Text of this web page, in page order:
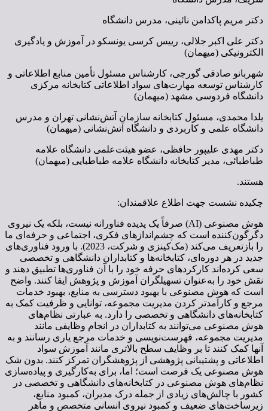
دکتر مریم پاکدامن نائینی، مدرس دانشگاه
دکتر علی اکبر جلالی، رییس کرسی یونسکو در آموزش و یادگیری
الکترونیکی (میهمان)
شهربانو صادقی گورجی، کارشناس مسئول تأمین منابع اطلاعاتی و
کارشناس توسعه مهارت‌های سواد اطلاعاتی کتابخانه مرکزی
دانشگاه فردوسی مشهد (میهمان)
یلدا محمدی، مسئول کتابخانه سازمان آتش‌نشانی تهران و مدرس
دانشگاه علمی و کاربردی و دانشگاه آتش‌نشانی (میهمان)
دکتر مهدی علیپور حافظی، عضو هیئت‌علمی دانشگاه علامه
طباطبائی، مدیر کتابخانه دانشگاه علامه طباطبایی (میهمان)
هستند.
چکیده نشست جهت اطلاع علاقمندان:
هوش مصنوعی (AI) صرفاً یک پدیده فناورانه نیست، بلکه یک نیروی
دگرگون‌کننده است که چشم‌اندازهای فکری، اجتماعی و حرفه‌ای ما
را بازتعریف می‌کند (مک‌کینزی و شرکت، 2023). با ورود فناوری‌های
جدید در هر دوره‌ای، کتابخانه‌ها و کتابداران دانشگاهی و تخصصی
سعی کرده‌اند کارکردهای حرفه خود را با آن فناوری‌ها تطبیق دهند و
نقش خود را به‌عنوان تسهیلگران آموزش و پژوهش ایفا کنند. واضح
است که هوش مصنوعی با بهبود دسترسی به منابع، بهبود خدمات
مرجع و کارآمدتر کردن مدیریت مجموعه، توانایی و ظرفیت کمک به
کتابخانه‌های دانشگاهی و تخصصی را دارد. به عبارتی نظام‌های
هوش مصنوعی می‌توانند به کتابداران در انجام وظایفی مانند
مدیریت مجموعه، فهرست‌نویسی و خدمات مرجع یاری رسانند و به
آنها کمک کنند تا بر وظایف سطح بالاتری مانند آموزش سواد
اطلاعاتی و پشتیبانی پژوهشی از پژوهشگران تمرکز کنند. بدون شک
هوش مصنوعی یک فرصت است؛ اما، برای به‌کارگیری و پیاده‌سازی
نظام‌های هوش مصنوعی در کتابخانه‌های دانشگاهی و تخصصی در
کشور با چالش‌های زیادی از جمله درک مدیران، کمبود منابع،
زیرساخت‌های ضعیف و کمبود نیروی انسانی متخصص و ماهر